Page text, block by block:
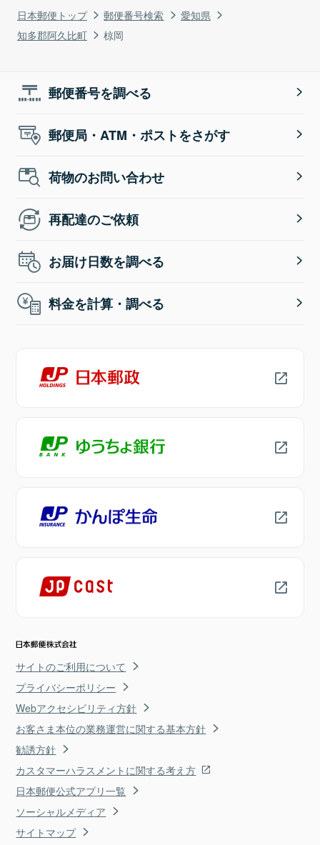
日本郵便トップ 郵便番号検索
愛知県
知多郡阿久比町
椋岡
郵便番号を調べる
郵便局・ATM・ポストをさがす
荷物のお問い合わせ
再配達のご依頼
お届け日数を調べる
料金を計算・調べる
サイトのご利用について
プライバシーポリシー
Webアクセシビリティ方針
お客さま本位の業務運営に関する基本方針
勧誘方針
カスタマーハラスメントに関する考え方
日本郵便公式アプリ一覧
ソーシャルメディア
サイトマップ